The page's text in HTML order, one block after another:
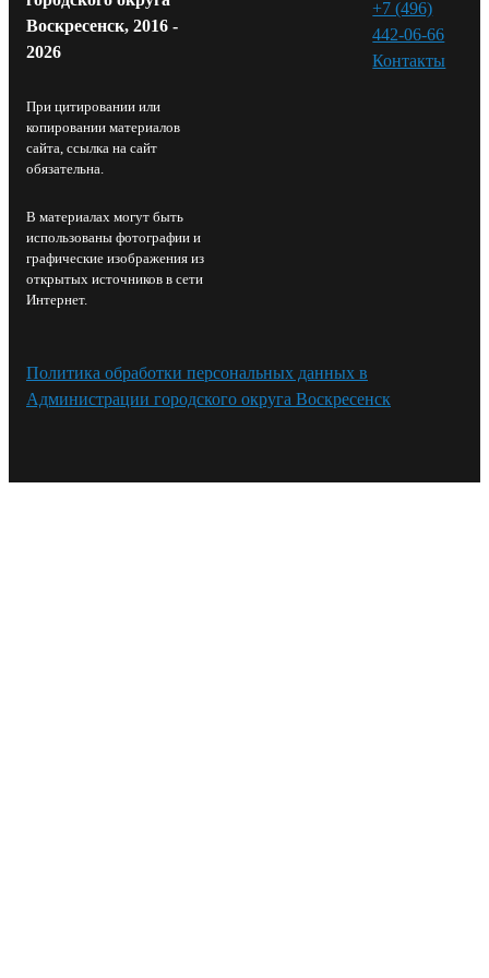
Воскресенск, 2016 -
2026
При цитировании или
копировании материалов
сайта, ссылка на сайт
обязательна.
В материалах могут быть
использованы фотографии и
графические изображения из
открытых источников в сети
Интернет.
+7 (496)
442-06-66
Контакты⁠
Политика обработки персональных данных в
Администрации городского округа Воскресенск